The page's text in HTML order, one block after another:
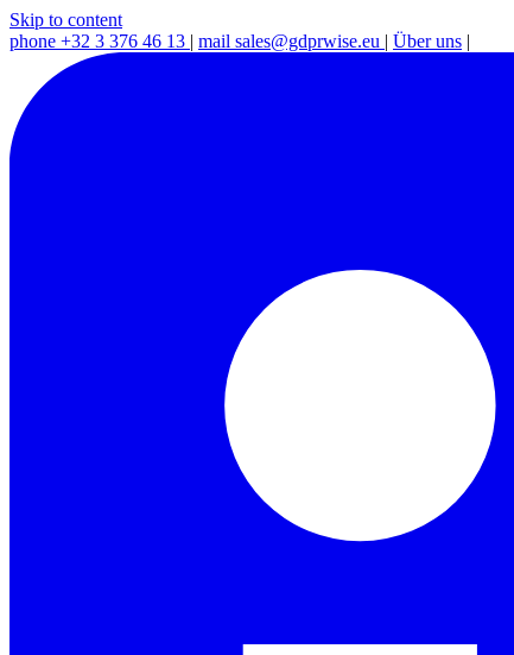
Skip to content
phone +32 3 376 46 13 | mail sales@gdprwise.eu | Über uns |